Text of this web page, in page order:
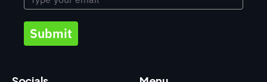
Submit